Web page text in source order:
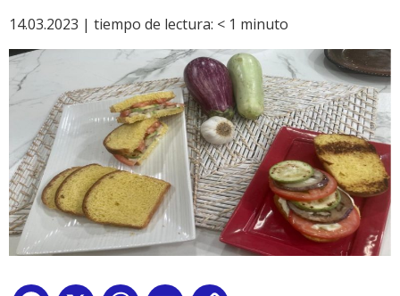
14.03.2023 | tiempo de lectura: < 1 minuto